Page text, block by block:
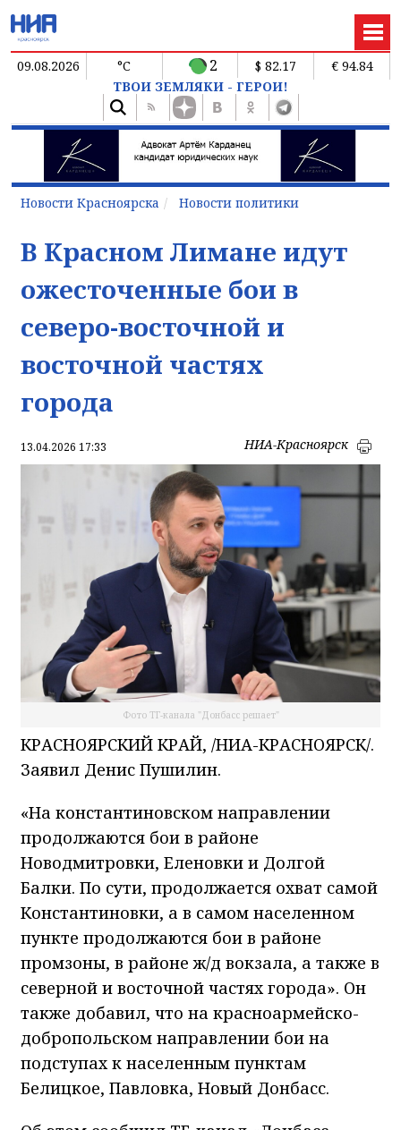
09.08.2026 °C 2 $ 82.17
€ 94.84
ТВОИ ЗЕМЛЯКИ - ГЕРОИ!
Новости Красноярска Новости политики
В Красном Лимане идут
ожесточенные бои в
северо-восточной и
восточной частях
города
13.04.2026 17:33 НИА-Красноярск
Фото ТГ-канала "Донбасс решает"
КРАСНОЯРСКИЙ КРАЙ, /НИА-КРАСНОЯРСК/.
Заявил Денис Пушилин.
«На константиновском направлении
продолжаются бои в районе
Новодмитровки, Еленовки и Долгой
Балки. По сути, продолжается охват самой
Константиновки, а в самом населенном
пункте продолжаются бои в районе
промзоны, в районе ж/д вокзала, а также в
северной и восточной частях города». Он
также добавил, что на красноармейско-
добропольском направлении бои на
подступах к населенным пунктам
Белицкое, Павловка, Новый Донбасс.